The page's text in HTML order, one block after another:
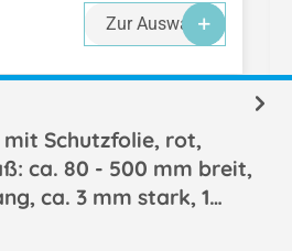
Zur Auswahl
Schutzfolie, rot,
ca. 80 - 500 mm breit,
ca. 3 mm stark, 1…